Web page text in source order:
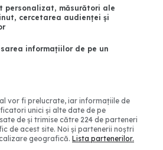
personalizat, măsurători ale
cercetarea audienței și
informațiilor de pe un
vor fi prelucrate, iar informațiile de
unici și alte date de pe
de și trimise către 224 de parteneri
de acest site. Noi și partenerii noștri
geografică. Lista partenerilor.